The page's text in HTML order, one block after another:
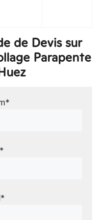
de Devis sur
Parapente